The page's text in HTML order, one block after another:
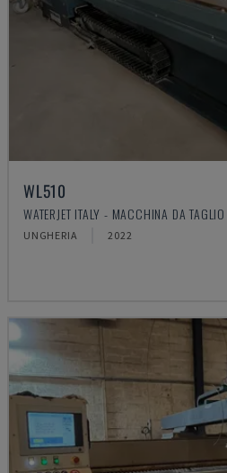
WL510
WATERJET ITALY - MACCHINA DA
UNGHERIA 2022